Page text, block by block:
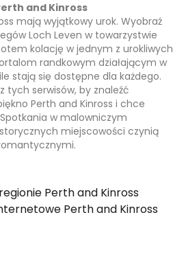
and Kinross
mają wyjątkowy urok. Wyobraź
Loch Leven w towarzystwie
kolację w jednym z urokliwych
randkowym działającym w
stają się dostępne dla każdego.
tych serwisów, by znaleźć
Perth and Kinross i chce
w malowniczym
miejscowości czynią
Perth and Kinross
Perth and Kinross